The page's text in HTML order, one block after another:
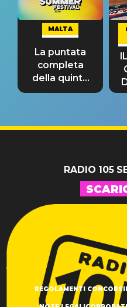
MALTA
La puntata
completa
della quinta
tappa
RADIO 105
REGOLAMENTI CONCORSI